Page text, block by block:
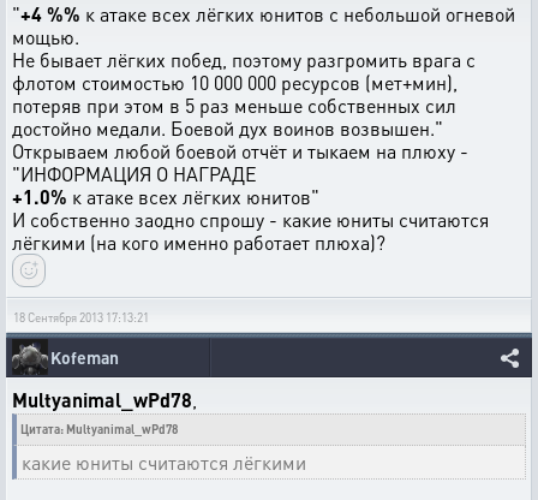
"+4 %% к атаке всех лёгких юнитов с небольшой огневой
мощью.
Не бывает лёгких побед, поэтому разгромить врага с
флотом стоимостью 10 000 000 ресурсов (мет+мин),
потеряв при этом в 5 раз меньше собственных сил
достойно медали. Боевой дух воинов возвышен."
Открываем любой боевой отчёт и тыкаем на плюху -
"ИНФОРМАЦИЯ О НАГРАДЕ
+1.0% к атаке всех лёгких юнитов"
И собственно заодно спрошу - какие юниты считаются
лёгкими (на кого именно работает плюха)?
18 Сентября 2013 17:13:21
Kofeman
Multyanimal_wPd78
Цитата: Multyanimal_wPd78
какие юниты считаются лёгкими